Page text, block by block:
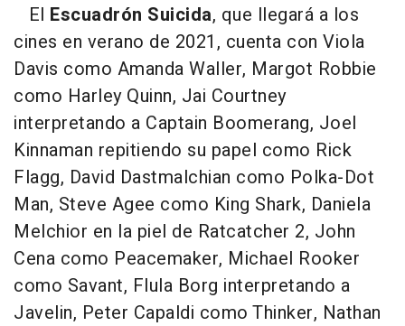
El Escuadrón Suicida, que llegará a los
cines en verano de 2021, cuenta con Viola
Davis como Amanda Waller, Margot Robbie
como Harley Quinn, Jai Courtney
interpretando a Captain Boomerang, Joel
Kinnaman repitiendo su papel como Rick
Flagg, David Dastmalchian como Polka-Dot
Man, Steve Agee como King Shark, Daniela
Melchior en la piel de Ratcatcher 2, John
Cena como Peacemaker, Michael Rooker
como Savant, Flula Borg interpretando a
Javelin, Peter Capaldi como Thinker, Nathan